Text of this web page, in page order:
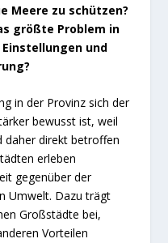
Meere zu schützen?
größte Problem in
und
in der Provinz sich der
bewusst ist, weil
daher direkt betroffen
erleben
gegenüber der
Umwelt. Dazu trägt
Großstädte bei,
Vorteilen